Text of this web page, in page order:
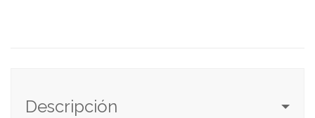
Descripción